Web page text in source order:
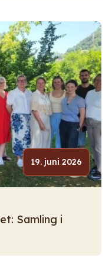
19. juni 2026
Samling i